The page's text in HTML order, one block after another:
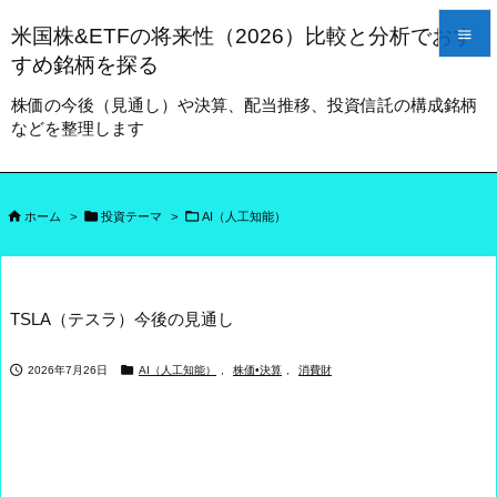
米国株&ETFの将来性（2026）比較と分析でおす
すめ銘柄を探る
株価の今後（見通し）や決算、配当推移、投資信託の構成銘柄
などを整理します

メニュー
サイドバ
 ホーム > 投資テーマ > AI（人工知能）
TSLA（テスラ）今後の見通し
 2026年7月26日  AI（人工知能） 株価•決算 消費財